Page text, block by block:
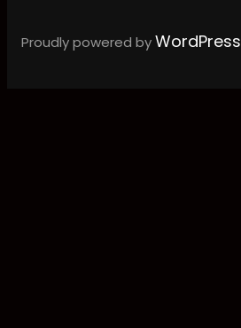
Proudly powered byWordPress